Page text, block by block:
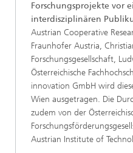
Forschungsprojekte vor
interdisziplinären
Austrian Cooperative
Fraunhofer Austria,
Forschungsgesellschaft,
Österreichische
innovation GmbH wird
Wien ausgetragen. Die
zudem von der
Austrian Institute of